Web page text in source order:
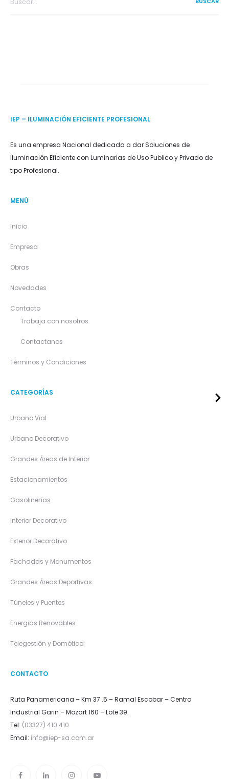
IEP – ILUMINACIÓN EFICIENTE PROFESIONAL
Es una empresa Nacional dedicada a dar Soluciones de
Iluminación Eficiente con Luminarias de Uso Publico y Privado de
tipo Profesional.
MENÚ
Inicio
Empresa
Obras
Novedades
Contacto
Trabaja con nosotros
Contactanos
Términos y Condiciones
CATEGORÍAS
Urbano Vial
Urbano Decorativo
Grandes Áreas de Interior
Estacionamientos
Gasolinerías
Interior Decorativo
Exterior Decorativo
Fachadas y Monumentos
Grandes Áreas Deportivas
Túneles y Puentes
Energias Renovables
Telegestión y Domótica
CONTACTO
Ruta Panamericana – Km 37 .5 – Ramal Escobar – Centro
Industrial Garin – Mozart 160 – Lote 39.
Tel: (03327) 410.410
Email: info@iep-sa.com.ar